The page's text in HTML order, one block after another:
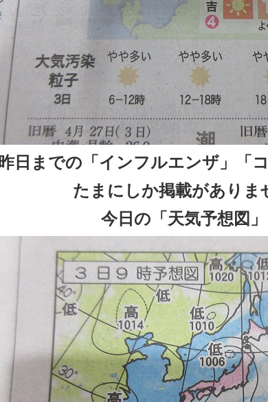
昨日までの「インフルエンザ」「
たまにしか掲載がありま
今日の「天気予想図